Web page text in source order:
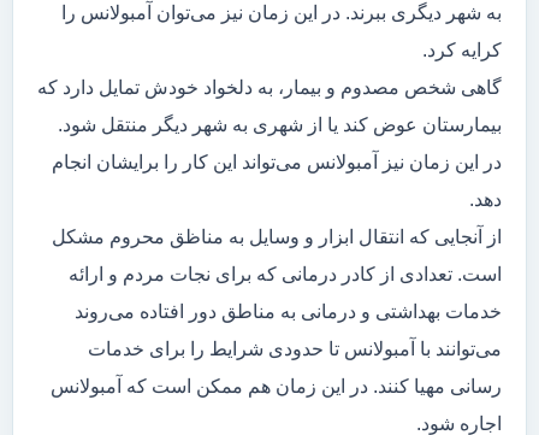
به شهر دیگری ببرند. در این زمان نیز می‌توان آمبولانس را
کرایه کرد.
گاهی شخص مصدوم و بیمار، به دلخواد خودش تمایل دارد که
بیمارستان عوض کند یا از شهری به شهر دیگر منتقل شود.
در این زمان نیز آمبولانس می‌تواند این کار را برایشان انجام
دهد.
از آنجایی که انتقال ابزار و وسایل به مناظق محروم مشکل
است. تعدادی از کادر درمانی که برای نجات مردم و ارائه
خدمات بهداشتی و درمانی به مناطق دور افتاده می‌روند
می‌توانند با آمبولانس تا حدودی شرایط را برای خدمات
رسانی مهیا کنند. در این زمان هم ممکن است که آمبولانس
اجاره شود.